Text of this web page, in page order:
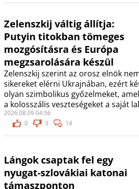
Zelenszkij váltig állítja:
Putyin titokban tömeges
mozgósításra és Európa
megzsarolására készül
Zelenszkij szerint az orosz elnök
sikereket elérni Ukrajnában, ezért
olyan szimbolikus győzelmeket,
a kolosszális veszteségeket a saját
2026.08.09 04:56
0
3 14
Lángok csaptak fel egy
nyugat-szlovákiai katonai
támaszponton